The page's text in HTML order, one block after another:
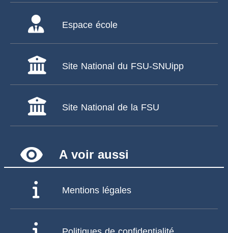
Espace école
Site National du FSU-SNUipp
Site National de la FSU
remove_red_eye A voir aussi
Mentions légales